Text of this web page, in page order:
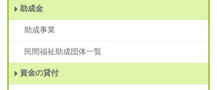
助成金
助成事業
民間福祉助成団体一覧
資金の貸付